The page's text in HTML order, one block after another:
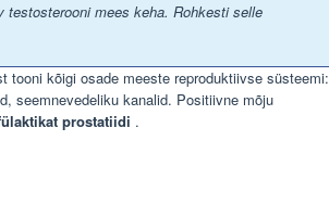
testosterooni mees keha. Rohkesti selle
tooni kõigi osade meeste reproduktiivse süsteemi:
seemnevedeliku kanalid. Positiivne mõju
prostatiidi .